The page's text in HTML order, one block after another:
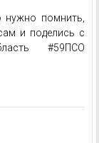
нужно помнить,
и поделись с
#59ПСО